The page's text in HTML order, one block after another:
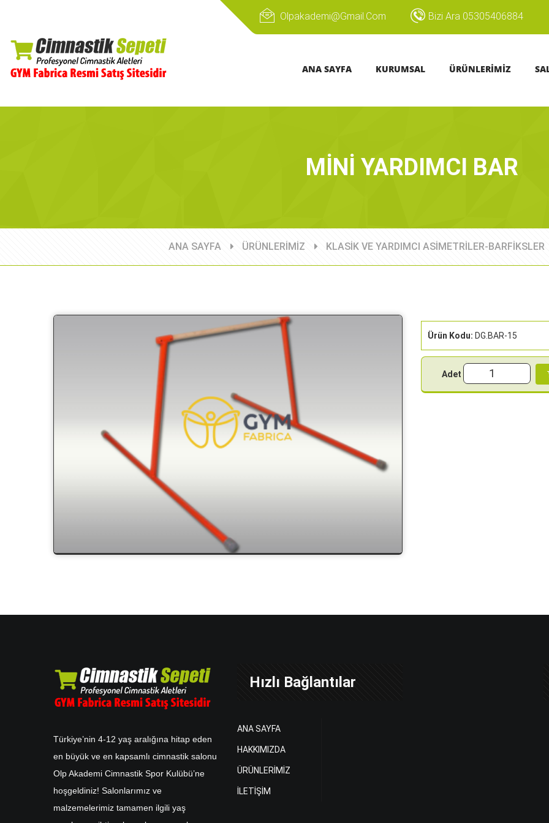
Olpakademi@gmail.com Bizi Ara 05305406884
ANA SAYFA KURUMSAL ÜRÜNLERİMİZ
MİNİ YARDIMCI BAR
ANA SAYFA ÜRÜNLERİMİZ KLASİK VE YARDIMCI ASİMETRİLER-BARFİKSLER
Ürün Kodu: DG.BAR-15
Adet
Türkiye’nin 4-12 yaş aralığına hitap eden
en büyük ve en kapsamlı cimnastik salonu
Olp Akademi Cimnastik Spor Kulübü’ne
hoşgeldiniz! Salonlarımız ve
malzemelerimiz tamamen ilgili yaş
Hızlı Bağlantılar
ANA SAYFA
HAKKIMIZDA
ÜRÜNLERİMİZ
İLETİŞİM